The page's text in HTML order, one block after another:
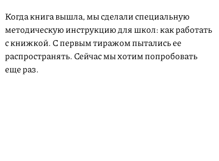
Когда книга вышла, мы сделали специальную
методическую инструкцию для школ: как работать
с книжкой. С первым тиражом пытались ее
распространять. Сейчас мы хотим попробовать
еще раз.